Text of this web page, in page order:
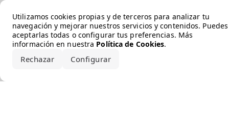
Utilizamos cookies propias y de terceros para analizar tu
navegación y mejorar nuestros servicios y contenidos. Puedes
aceptarlas todas o configurar tus preferencias. Más
información en nuestra Política de Cookies.
Rechazar Configurar
Error loading the brand